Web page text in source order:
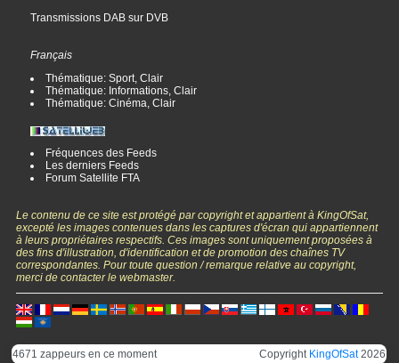
Transmissions DAB sur DVB
Français
Thématique: Sport, Clair
Thématique: Informations, Clair
Thématique: Cinéma, Clair
Fréquences des Feeds
Les derniers Feeds
Forum Satellite FTA
Le contenu de ce site est protégé par copyright et appartient à KingOfSat,
excepté les images contenues dans les captures d'écran qui appartiennent
à leurs propriétaires respectifs. Ces images sont uniquement proposées à
des fins d'illustration, d'identification et de promotion des chaînes TV
correspondantes. Pour toute question / remarque relative au copyright,
merci de contacter le webmaster.
4671 zappeurs en ce moment Copyright KingOfSat2026